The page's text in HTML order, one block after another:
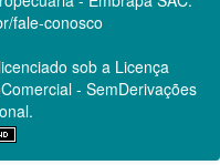
fale-conosco
sob a Licença
- SemDerivações